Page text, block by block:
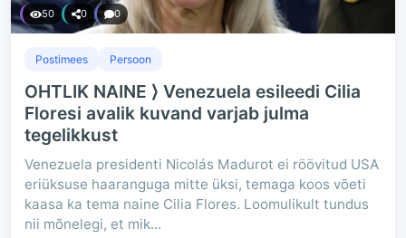
50 0 0
Postimees Persoon
OHTLIK NAINE ⟩ Venezuela esileedi Cilia
Floresi avalik kuvand varjab julma
tegelikkust
Venezuela presidenti Nicolás Madurot ei röövitud USA
eriüksuse haaranguga mitte üksi, temaga koos võeti
kaasa ka tema naine Cilia Flores. Loomulikult tundus
nii mõnelegi, et mik...